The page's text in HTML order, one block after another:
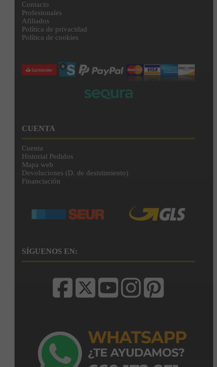
Contacto
Profesionales
Afiliados
Política de privacidad
Política de cookies
CUENTA
Cuenta
Historial Pedidos
Mapa web
Devoluciones (D. de desistimiento)
Financiación
SÍGUENOS EN: